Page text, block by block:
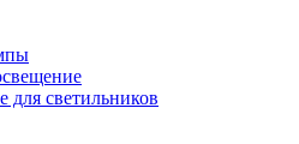
светильников